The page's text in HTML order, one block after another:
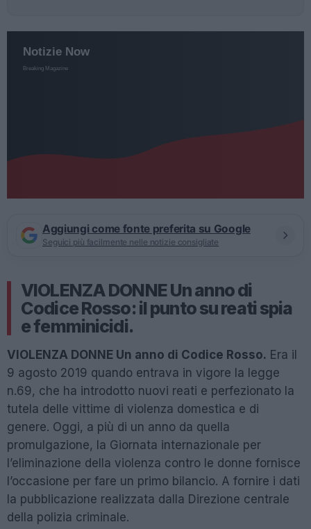
Aggiungi come fonte preferita su Google
Seguici più facilmente nelle notizie consigliate
VIOLENZA DONNE Un anno di
Codice Rosso: il punto su reati spia
e femminicidi.
VIOLENZA DONNE Un anno di Codice Rosso. Era il
9 agosto 2019 quando entrava in vigore la legge
n.69, che ha introdotto nuovi reati e perfezionato la
tutela delle vittime di violenza domestica e di
genere. Oggi, a più di un anno da quella
promulgazione, la Giornata internazionale per
l’eliminazione della violenza contro le donne fornisce
l’occasione per fare un primo bilancio. A fornire i dati
la pubblicazione realizzata dalla Direzione centrale
della polizia criminale.